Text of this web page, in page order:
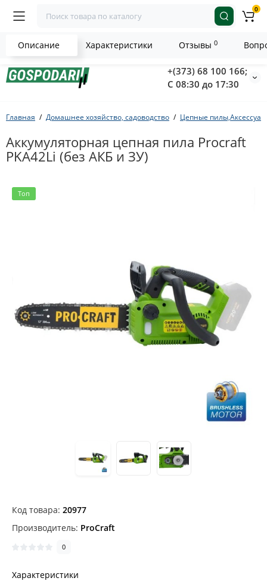
+(373) 68 100 166;
С 08:30 до 17:30
0
Главная Домашнее хозяйство, садоводство Цепные
Аккумуляторная цепная пила Procraft
PKA42Li (без АКБ и ЗУ)
Топ
Код товара: 20977
Производитель: ProCraft
0
Характеристики
Описание Характеристики Отзывы 0